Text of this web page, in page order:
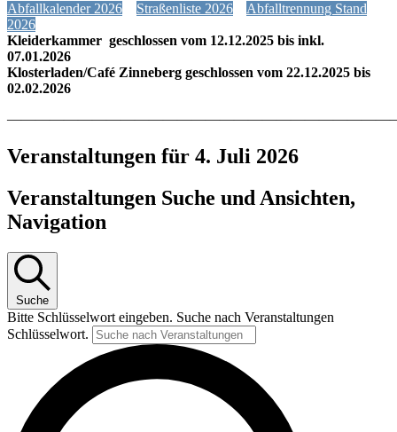
Abfallkalender 2026
Straßenliste 2026
Abfalltrennung Stand
2026
Kleiderkammer geschlossen vom 12.12.2025 bis inkl.
07.01.2026
Klosterladen/Café Zinneberg geschlossen vom 22.12.2025 bis
02.02.2026
Veranstaltungen für 4. Juli 2026
Veranstaltungen Suche und Ansichten,
Navigation
Suche
Bitte Schlüsselwort eingeben. Suche nach Veranstaltungen
Schlüsselwort.